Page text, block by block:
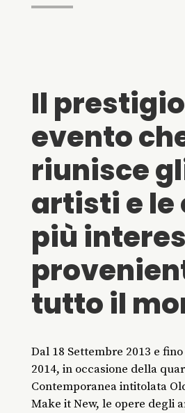
Il
evento
riunisce
artisti e le
più
tutto il
Dal 18 Settembre 2013 e
2014, in occasione della
Contemporanea intitolata
Make it New, le opere degli